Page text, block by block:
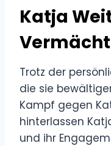
Katja
Trotz der
die sie
Kampf gegen
hinterlassen
und ihr